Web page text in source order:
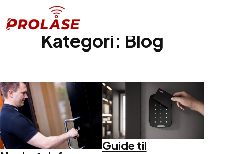
Spring til hovedindhold
Spring til sidefod
Kategori: Blog
Guide til